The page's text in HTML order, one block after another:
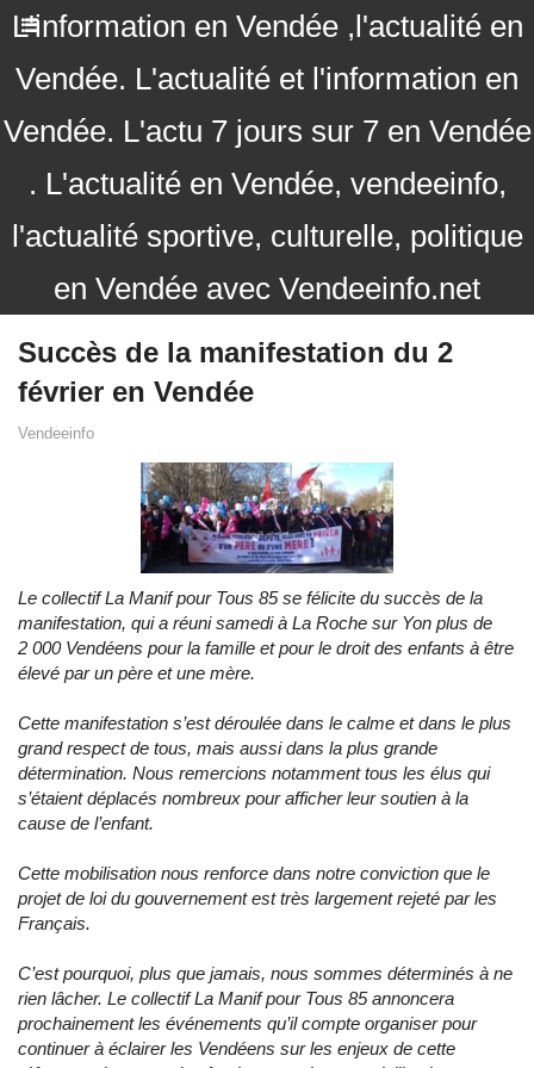
L'information en Vendée ,l'actualité en
Vendée. L'actualité et l'information en
Vendée. L'actu 7 jours sur 7 en Vendée
. L'actualité en Vendée, vendeeinfo,
l'actualité sportive, culturelle, politique
en Vendée avec Vendeeinfo.net
Succès de la manifestation du 2
février en Vendée
Vendeeinfo
Le collectif La Manif pour Tous 85 se félicite du succès de la
manifestation, qui a réuni samedi à La Roche sur Yon plus de
2 000 Vendéens pour la famille et pour le droit des enfants à être
élevé par un père et une mère.
Cette manifestation s’est déroulée dans le calme et dans le plus
grand respect de tous, mais aussi dans la plus grande
détermination. Nous remercions notamment tous les élus qui
s’étaient déplacés nombreux pour afficher leur soutien à la
cause de l’enfant.
Cette mobilisation nous renforce dans notre conviction que le
projet de loi du gouvernement est très largement rejeté par les
Français.
C’est pourquoi, plus que jamais, nous sommes déterminés à ne
rien lâcher. Le collectif La Manif pour Tous 85 annoncera
prochainement les événements qu’il compte organiser pour
continuer à éclairer les Vendéens sur les enjeux de cette